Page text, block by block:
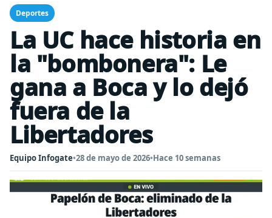
Deportes
La UC hace historia en
la "bombonera": Le
gana a Boca y lo dejó
fuera de la
Libertadores
Equipo Infogate•28 de mayo de 2026•Hace 10 semanas